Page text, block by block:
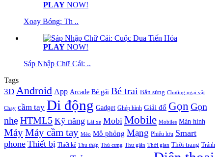
PLAY NOW!
Xoay Bóng: Th ..
PLAY NOW!
Sáp Nhập Chữ Cái: ..
Tags
3D Android App Arcade Bé gái Bé trai Bắn súng Chướng ngại vật
Chạy cầm tay Di động Gadget Ghép hình Giải đố Gọn Gọn
nhẹHTML5 Kỹ năng Lái xe Mobi Mobile Mobiles Màn hình
MáyMáy cầm tay Mèo Mô phỏng Mạng Phiêu lưu Smart
phone Thiết bị Thiết kế Thu thập Thú cưng Thư giãn Thời gian Thời trang Tránh